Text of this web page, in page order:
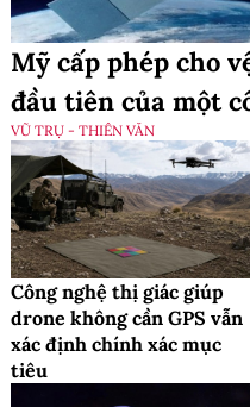
Mỹ cấp phép cho
đầu tiên của một
VŨ TRỤ - THIÊN VĂN
Công nghệ thị giác giúp
drone không cần GPS vẫn
xác định chính xác mục
tiêu